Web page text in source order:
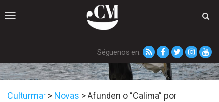
Toggle
Séguenos en:
Novas
Culturmar > Novas >Afunden o “Calima” por